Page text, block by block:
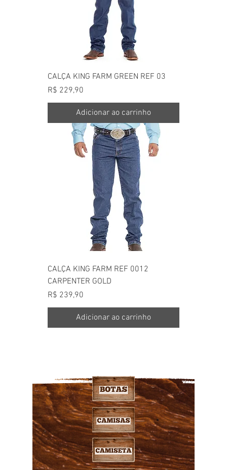
CALÇA KING FARM GREEN REF 03
Preço
R$ 229,90
Adicionar ao carrinho
CALÇA KING FARM REF 0012
CARPENTER GOLD
Preço
R$ 239,90
Adicionar ao carrinho